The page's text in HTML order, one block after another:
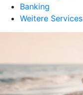
Banking
Weitere Services